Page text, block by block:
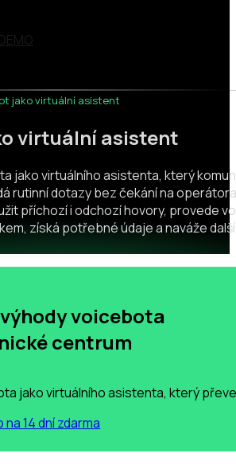
jako virtuální asistent
virtuální asistent
jako virtuálního asistenta, který
rutinní dotazy bez čekání na
příchozí i odchozí hovory, provede
získá potřebné údaje a naváže
voicebota
centrum
jako virtuálního asistenta, který
14 dní zdarma